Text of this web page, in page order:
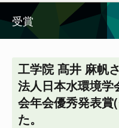
受賞
工学院 髙井 麻帆
法人日本水環境学
会年会優秀発表賞
た。